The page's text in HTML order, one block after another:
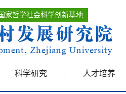
国家哲学社会科学创新基地
科学研究 人才培养